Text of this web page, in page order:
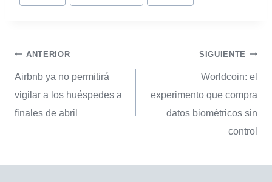
ANTERIOR
Airbnb ya no permitirá
vigilar a los huéspedes a
finales de abril
SIGUIENTE
Worldcoin: el
experimento que compra
datos biométricos sin
control